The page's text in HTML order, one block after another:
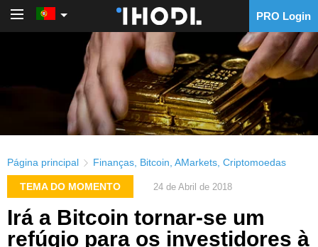
PRO Login
Página principal Finanças Bitcoin AMarkets Criptomoedas
TEMA DO MOMENTO 24 de Abril de 2018
Irá a Bitcoin tornar-se um
refúgio para os investidores à